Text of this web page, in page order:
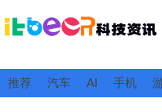
推荐 汽车 AI 手机